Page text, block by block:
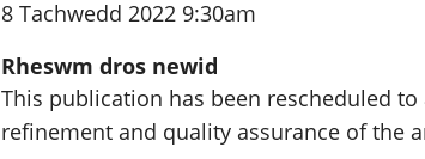
8 Tachwedd 2022 9:30am
Rheswm dros newid
This publication has been rescheduled
refinement and quality assurance of the